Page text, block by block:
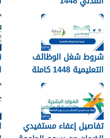
شروط شغل الوظائف
التعليمية 1448 كاملة
تفاصيل إعفاء مستفيدي